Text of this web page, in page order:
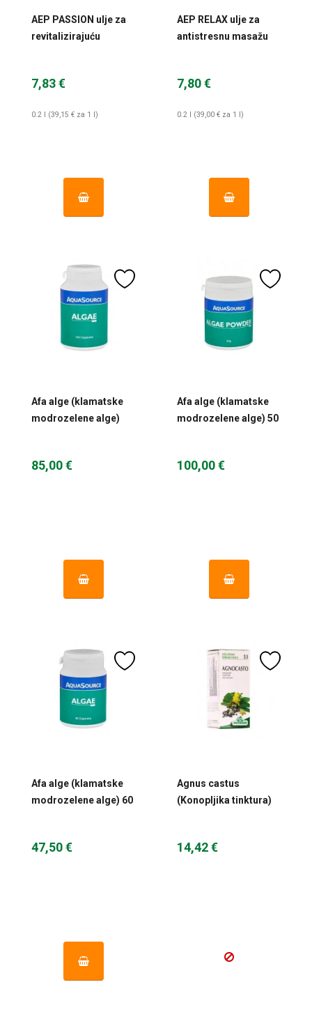
AEP PASSION ulje za
revitalizirajuću
7,83 €
0.2 l (39,15 € za 1 l)
AEP RELAX ulje za
antistresnu masažu
7,80 €
0.2 l (39,00 € za 1 l)
Afa alge (klamatske
modrozelene alge)
85,00 €
Afa alge (klamatske
modrozelene alge) 50
100,00 €
Afa alge (klamatske
modrozelene alge) 60
47,50 €
Agnus castus
(Konopljika tinktura)
14,42 €